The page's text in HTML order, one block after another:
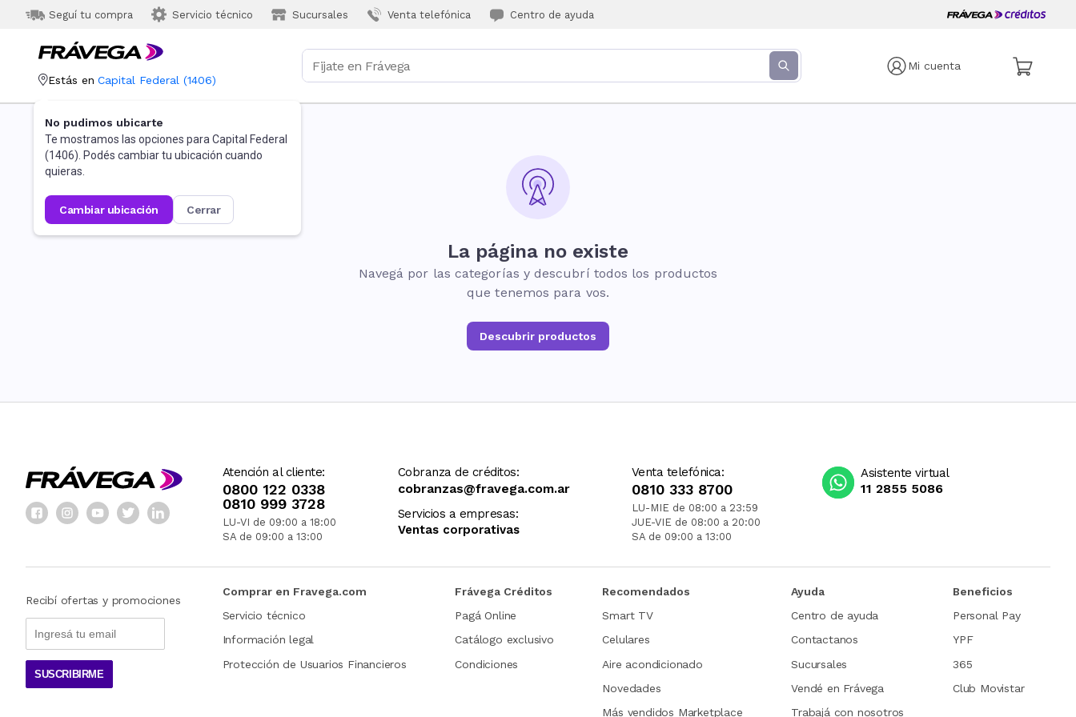
Seguí tu compra Servicio técnico Sucursales Venta telefónica Centro de ayuda
Mi cuenta
Estás en Capital Federal (1406)
No pudimos ubicarte
Te mostramos las opciones para Capital Federal
(1406). Podés cambiar tu ubicación cuando
quieras.
cambiar ubicación cerrar
La página no existe
Navegá por las categorías y descubrí todos los productos
que tenemos para vos.
Descubrir productos
Atención al cliente:
0800 122 0338
0810 999 3728
LU-VI de 09:00 a 18:00
SA de 09:00 a 13:00
Cobranza de créditos:
cobranzas@fravega.com.ar
Servicios a empresas:
Ventas corporativas
Venta telefónica:
0810 333 8700
LU-MIE de 08:00 a 23:59
JUE-VIE de 08:00 a 20:00
SA de 09:00 a 13:00
Asistente virtual
11 2855 5086
Recibí ofertas y promociones
SUSCRIBIRME
Comprar en Fravega.com
Servicio técnico
Información legal
Protección de Usuarios Financieros
Frávega Créditos
Pagá Online
Catálogo exclusivo
Condiciones
Recomendados
Smart TV
Celulares
Aire acondicionado
Novedades
Más vendidos Marketplace
Ayuda
Centro de ayuda
Contactanos
Sucursales
Vendé en Frávega
Trabajá con nosotros
Beneficios
Personal Pay
YPF
365
Club Movistar